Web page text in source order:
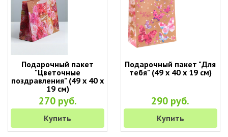
Подарочный пакет
"Цветочные
поздравления" (49 х 40 х
19 см)
270 руб.
Купить
Подарочный пакет "Для
тебя" (49 х 40 х 19 см)
290 руб.
Купить